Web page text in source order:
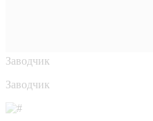
Заводчик
Заводчик